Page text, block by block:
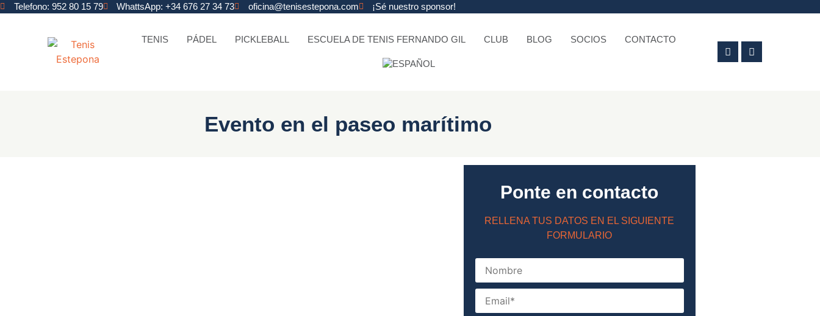
Telefono: 952 80 15 79 WhattsApp: +34 676 27 34 73 oficina@tenisestepona.com ¡Sé nuestro sponsor!
TENIS PÁDEL PICKLEBALL ESCUELA DE TENIS FERNANDO GIL CLUB BLOG SOCIOS CONTACTO
Evento en el paseo marítimo
Ponte en contacto
RELLENA TUS DATOS EN EL SIGUIENTE
FORMULARIO